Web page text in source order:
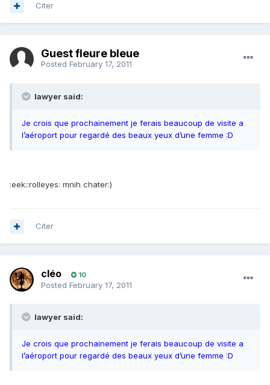
Citer
Guest fleure bleue
Posted February 17, 2011
lawyer said:
Je crois que prochainement je ferais beaucoup de visite a
l’aéroport pour regardé des beaux yeux d’une femme :D
:eek::rolleyes: mnih chater:)
Citer
cléo 10
Posted February 17, 2011
lawyer said:
Je crois que prochainement je ferais beaucoup de visite a
l’aéroport pour regardé des beaux yeux d’une femme :D